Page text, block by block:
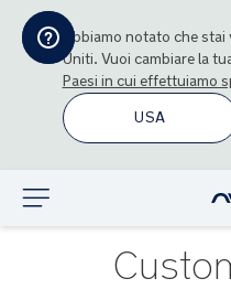
Abbiamo notato che
Uniti. Vuoi cambiare la
Paesi in cui effettuiamo
USA